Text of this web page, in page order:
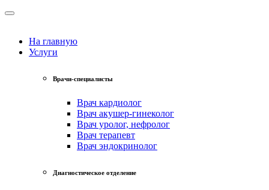
На главную
Услуги
Врачи-специалисты
Врач кардиолог
Врач акушер-гинеколог
Врач уролог, нефролог
Врач терапевт
Врач эндокринолог
Диагностическое отделение